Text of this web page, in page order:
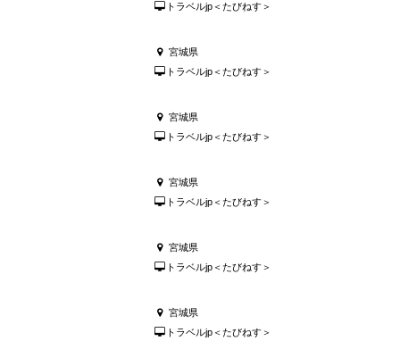
トラベルjp＜たびねす＞
宮城県
トラベルjp＜たびねす＞
宮城県
トラベルjp＜たびねす＞
宮城県
トラベルjp＜たびねす＞
宮城県
トラベルjp＜たびねす＞
宮城県
トラベルjp＜たびねす＞